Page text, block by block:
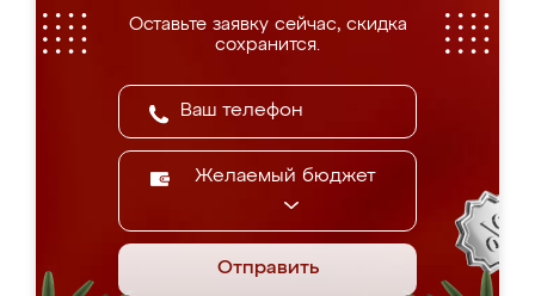
Оставьте заявку сейчас, скидка
сохранится.
Желаемый бюджет
Отправить